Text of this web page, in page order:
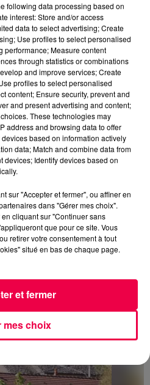
2020 et 2022 par Linvosges.
une culture du risque"
following data processing based on
interest: Store and/or access
data to select advertising; Create
Use profiles to select personalised
performance; Measure content
through statistics or combinations
and improve services; Create
profiles to select personalised
content; Ensure security, prevent and
and present advertising and content;
These technologies may
address and browsing data to offer
based on information actively
data; Match and combine data from
devices; Identify devices based on
sur "Accepter et fermer", ou affiner en
dans "Gérer mes choix".
cliquant sur "Continuer sans
que pour ce site. Vous
retirer votre consentement à tout
situé en bas de chaque page.
mes choix
et fermer